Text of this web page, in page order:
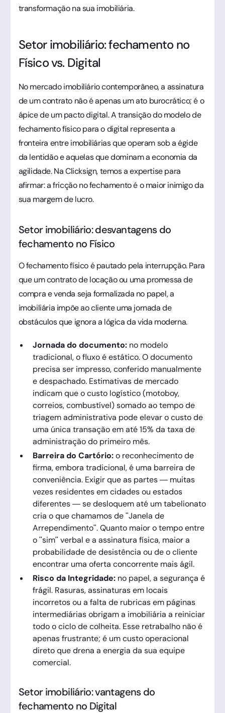
transformação na sua imobiliária.
Setor imobiliário: fechamento no
Físico vs. Digital
No mercado imobiliário contemporâneo, a assinatura
de um contrato não é apenas um ato burocrático; é o
ápice de um pacto digital. A transição do modelo de
fechamento físico para o digital representa a
fronteira entre imobiliárias que operam sob a égide
da lentidão e aquelas que dominam a economia da
agilidade. Na Clicksign, temos a expertise para
afirmar: a fricção no fechamento é o maior inimigo da
sua margem de lucro.
Setor imobiliário: desvantagens do
fechamento no Físico
O fechamento físico é pautado pela interrupção. Para
que um contrato de locação ou uma promessa de
compra e venda seja formalizada no papel, a
imobiliária impõe ao cliente uma jornada de
obstáculos que ignora a lógica da vida moderna.
Jornada do documento: no modelo
tradicional, o fluxo é estático. O documento
precisa ser impresso, conferido manualmente
e despachado. Estimativas de mercado
indicam que o custo logístico (motoboy,
correios, combustível) somado ao tempo de
triagem administrativa pode elevar o custo de
uma única transação em até 15% da taxa de
administração do primeiro mês.
Barreira do Cartório:o reconhecimento de
firma, embora tradicional, é uma barreira de
conveniência. Exigir que as partes — muitas
vezes residentes em cidades ou estados
diferentes — se desloquem até um tabelionato
cria o que chamamos de "Janela de
Arrependimento". Quanto maior o tempo entre
o "sim" verbal e a assinatura física, maior a
probabilidade de desistência ou de o cliente
encontrar uma oferta concorrente mais ágil.
Risco da Integridade:no papel, a segurança é
frágil. Rasuras, assinaturas em locais
incorretos ou a falta de rubricas em páginas
intermediárias obrigam a imobiliária a reiniciar
todo o ciclo de colheita. Esse retrabalho não é
apenas frustrante; é um custo operacional
direto que drena a energia da sua equipe
comercial.
Setor imobiliário: vantagens do
fechamento no Digital